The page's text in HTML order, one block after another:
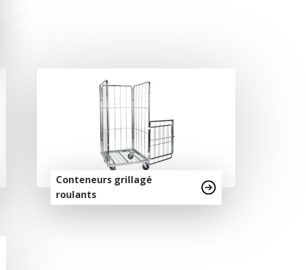
Conteneurs grillagé
roulants